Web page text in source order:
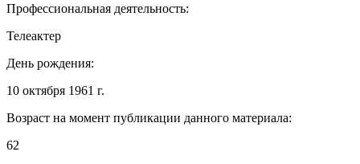
Профессиональная деятельность:
Телеактер
День рождения:
10 октября 1961 г.
Возраст на момент публикации данного материала:
62